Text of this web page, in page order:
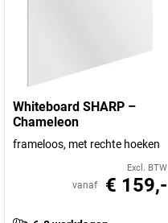
Whiteboard SHARP –
Chameleon
frameloos, met rechte hoeken
Excl. BTW
vanaf € 159,-